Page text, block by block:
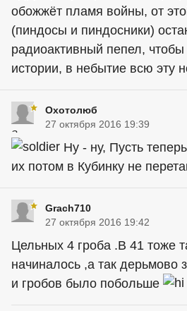
обожжёт пламя войны, от
(пиндocы и пиндocники)
радиоактивный пепел,
истории, в небытие всю эту
Охотолюб
27 октября 2016 19:39
Ну - ну, Пусть
их потом в Кубинку не
Grach710
27 октября 2016 19:42
Цельных 4 гроба .В 41 тоже
начиналось ,а так дерьмово
и гробов было побольше